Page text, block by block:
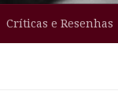
Críticas e Resenhas